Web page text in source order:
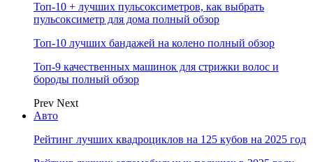
Топ-10 + лучших пульсоксиметров, как выбрать
пульсоксиметр для дома полный обзор
Топ-10 лучших бандажей на колено полный обзор
Топ-9 качественных машинок для стрижки волос и
бороды полный обзор
Prev Next
Авто
Рейтинг лучших квадроциклов на 125 кубов на 2025 год